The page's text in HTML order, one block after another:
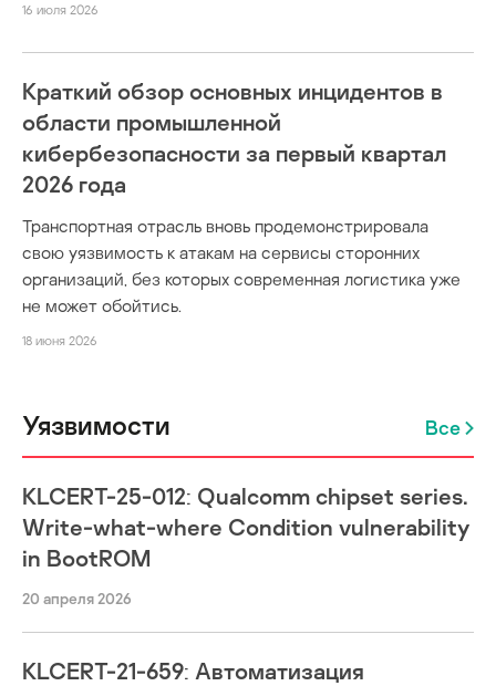
16 июля 2026
Краткий обзор основных инцидентов в
области промышленной
кибербезопасности за первый квартал
2026 года
Транспортная отрасль вновь продемонстрировала
свою уязвимость к атакам на сервисы сторонних
организаций, без которых современная логистика уже
не может обойтись.
18 июня 2026
Уязвимости Все
KLCERT-25-012: Qualcomm chipset series.
Write-what-where Condition vulnerability
in BootROM
20 апреля 2026
KLCERT-21-659: Автоматизация